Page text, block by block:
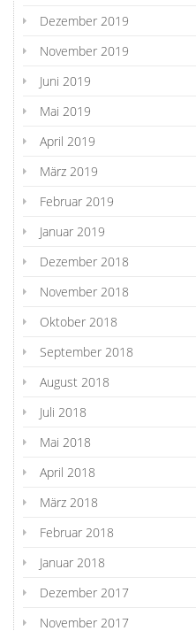
Dezember 2019
November 2019
Juni 2019
Mai 2019
April 2019
März 2019
Februar 2019
Januar 2019
Dezember 2018
November 2018
Oktober 2018
September 2018
August 2018
Juli 2018
Mai 2018
April 2018
März 2018
Februar 2018
Januar 2018
Dezember 2017
November 2017